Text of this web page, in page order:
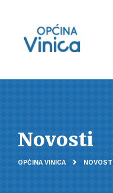
Novosti
OPĆINA VINICA